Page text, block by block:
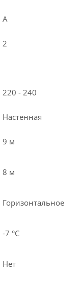
A
2
220 - 240
Настенная
9 м
8 м
Горизонтальное
-7 °С
Нет